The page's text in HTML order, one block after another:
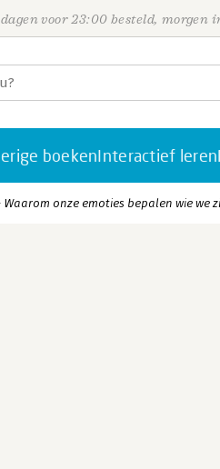
voor 23:00 besteld, morgen
boekenInteractief leren
onze emoties bepalen wie we